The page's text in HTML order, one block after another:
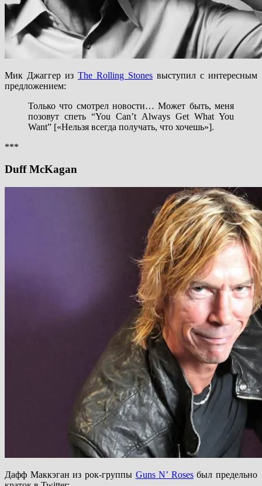
Мик Джаггер из The Rolling Stones выступил с интересным
предложением:
Только что смотрел новости… Может быть, меня
позовут спеть “You Can’t Always Get What You
Want” [«Нельзя всегда получать, что хочешь»].
***
Duff McKagan
Дафф Маккэган из рок-группы Guns N’ Rosesбыл предельно